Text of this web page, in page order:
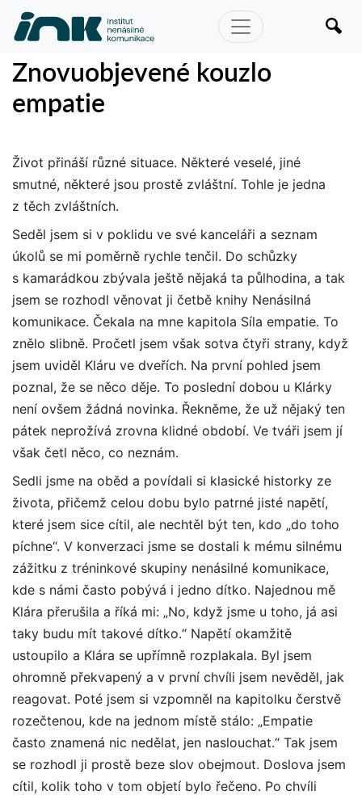
Znovuobjevené kouzlo
empatie
Život přináší různé situace. Některé veselé, jiné
smutné, některé jsou prostě zvláštní. Tohle je jedna
z těch zvláštních.
Seděl jsem si v poklidu ve své kanceláři a seznam
úkolů se mi poměrně rychle tenčil. Do schůzky
s kamarádkou zbývala ještě nějaká ta půlhodina, a tak
jsem se rozhodl věnovat ji četbě knihy Nenásilná
komunikace. Čekala na mne kapitola Síla empatie. To
znělo slibně. Pročetl jsem však sotva čtyři strany, když
jsem uviděl Kláru ve dveřích. Na první pohled jsem
poznal, že se něco děje. To poslední dobou u Klárky
není ovšem žádná novinka. Řekněme, že už nějaký ten
pátek neprožívá zrovna klidné období. Ve tváři jsem jí
však četl něco, co neznám.
Sedli jsme na oběd a povídali si klasické historky ze
života, přičemž celou dobu bylo patrné jisté napětí,
které jsem sice cítil, ale nechtěl být ten, kdo „do toho
píchne“. V konverzaci jsme se dostali k mému silnému
zážitku z tréninkové skupiny nenásilné komunikace,
kde s námi často pobývá i jedno dítko. Najednou mě
Klára přerušila a říká mi: „No, když jsme u toho, já asi
taky budu mít takové dítko.“ Napětí okamžitě
ustoupilo a Klára se upřímně rozplakala. Byl jsem
ohromně překvapený a v první chvíli jsem nevěděl, jak
reagovat. Poté jsem si vzpomněl na kapitolku čerstvě
rozečtenou, kde na jednom místě stálo: „Empatie
často znamená nic nedělat, jen naslouchat.“ Tak jsem
se rozhodl ji prostě beze slov obejmout. Doslova jsem
cítil, kolik toho v tom objetí bylo řečeno. Po chvíli